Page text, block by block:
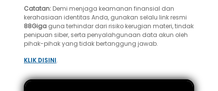
Catatan: Demi menjaga keamanan finansial dan
kerahasiaan identitas Anda, gunakan selalu link resmi
88Giga guna terhindar dari risiko kerugian materi, tindak
penipuan siber, serta penyalahgunaan data akun oleh
pihak-pihak yang tidak bertanggung jawab.
KLIK DISINI.